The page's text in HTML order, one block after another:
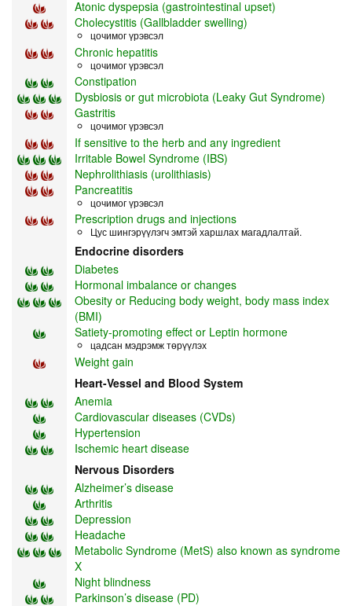
Atonic dyspepsia (gastrointestinal upset)
Cholecystitis (Gallbladder swelling)
цочимог үрэвсэл
Chronic hepatitis
цочимог үрэвсэл
Constipation
Dysbiosis or gut microbiota (Leaky Gut Syndrome)
Gastritis
цочимог үрэвсэл
If sensitive to the herb and any ingredient
Irritable Bowel Syndrome (IBS)
Nephrolithiasis (urolithiasis)
Pancreatitis
цочимог үрэвсэл
Prescription drugs and injections
Цус шингэрүүлэгч эмтэй харшлах магадлалтай.
Endocrine disorders
Diabetes
Hormonal imbalance or changes
Obesity or Reducing body weight, body mass index
(BMI)
Satiety-promoting effect or Leptin hormone
цадсан мэдрэмж төрүүлэх
Weight gain
Heart-Vessel and Blood System
Anemia
Cardiovascular diseases (CVDs)
Hypertension
Ischemic heart disease
Nervous Disorders
Alzheimer’s disease
Arthritis
Depression
Headache
Metabolic Syndrome (MetS) also known as syndrome
X
Night blindness
Parkinson’s disease (PD)